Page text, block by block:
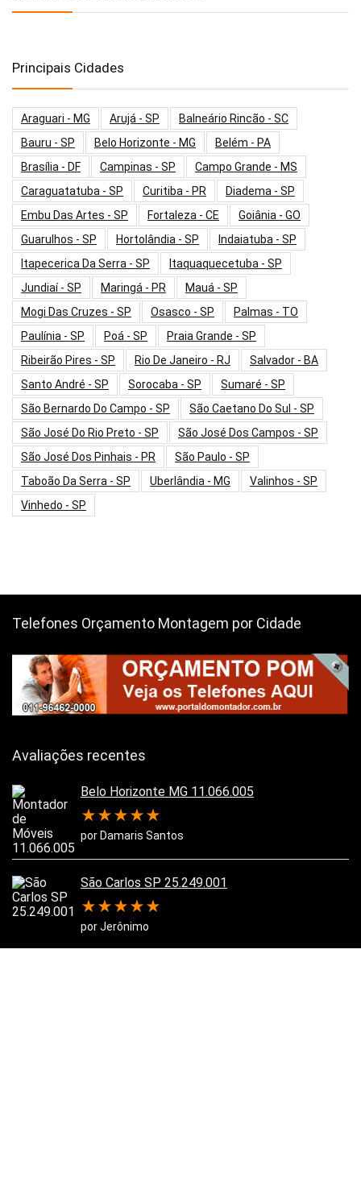
Principais Cidades
Araguari - MG Arujá - SP
Balneário Rincão - SC
Bauru - SP
Belo Horizonte - MG
Belém - PA
Brasília - DF
Campinas - SP
Campo Grande - MS
Caraguatatuba - SP
Curitiba - PR
Diadema - SP
Embu Das Artes - SP
Fortaleza - CE
Goiânia - GO
Guarulhos - SP
Hortolândia - SP
Indaiatuba - SP
Itapecerica Da Serra - SP
Itaquaquecetuba - SP
Jundiaí - SP
Maringá - PR
Mauá - SP
Mogi Das Cruzes - SP
Osasco - SP
Palmas - TO
Paulínia - SP
Poá - SP
Praia Grande - SP
Ribeirão Pires - SP
Rio De Janeiro - RJ
Salvador - BA
Santo André - SP
Sorocaba - SP
Sumaré - SP
São Bernardo Do Campo - SP
São Caetano Do Sul - SP
São José Do Rio Preto - SP
São José Dos Campos - SP
São José Dos Pinhais - PR
São Paulo - SP
Taboão Da Serra - SP
Uberlândia - MG
Valinhos - SP
Vinhedo - SP
Telefones Orçamento Montagem por Cidade
Avaliações recentes
Belo Horizonte MG 11.066.005
★★★★★
por Damaris Santos
São Carlos SP 25.249.001
★★★★★
por Jerônimo